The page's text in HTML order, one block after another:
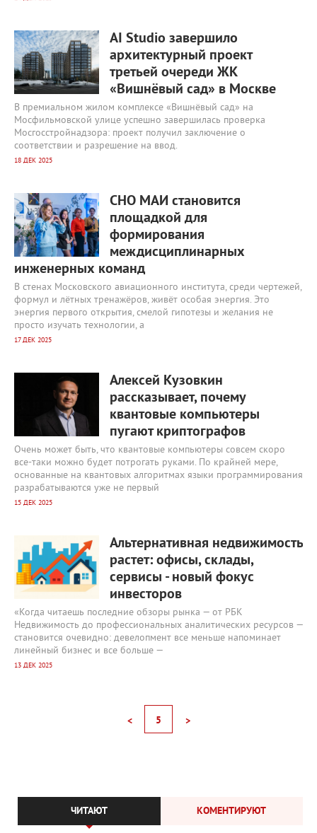
AI Studio завершило
архитектурный проект
третьей очереди ЖК
«Вишнёвый сад» в Москве
В премиальном жилом комплексе «Вишнёвый сад» на
Мосфильмовской улице успешно завершилась проверка
Мосгосстройнадзора: проект получил заключение о
соответствии и разрешение на ввод.
18 ДЕК 2025
СНО МАИ становится
площадкой для
формирования
междисциплинарных
инженерных команд
В стенах Московского авиационного института, среди чертежей,
формул и лётных тренажёров, живёт особая энергия. Это
энергия первого открытия, смелой гипотезы и желания не
просто изучать технологии, а
17 ДЕК 2025
Алексей Кузовкин
рассказывает, почему
квантовые компьютеры
пугают криптографов
Очень может быть, что квантовые компьютеры совсем скоро
все-таки можно будет потрогать руками. По крайней мере,
основанные на квантовых алгоритмах языки программирования
разрабатываются уже не первый
15 ДЕК 2025
Альтернативная недвижимость
растет: офисы, склады,
сервисы - новый фокус
инвесторов
«Когда читаешь последние обзоры рынка — от РБК
Недвижимость до профессиональных аналитических ресурсов —
становится очевидно: девелопмент все меньше напоминает
линейный бизнес и все больше —
13 ДЕК 2025
< 5 >
ЧИТАЮТ КОМЕНТИРУЮТ